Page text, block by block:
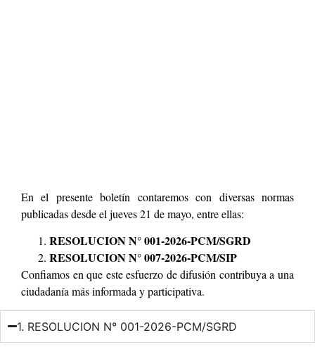
En el presente boletín contaremos con diversas normas
publicadas desde el jueves 21 de mayo, entre ellas:
RESOLUCION N° 001-2026-PCM/SGRD
RESOLUCION N° 007-2026-PCM/SIP
Confiamos en que este esfuerzo de difusión contribuya a una
ciudadanía más informada y participativa.
1. RESOLUCION N° 001-2026-PCM/SGRD